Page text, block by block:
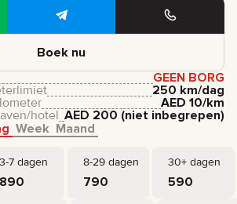
Boek nu
Week Maand
3-7 dagen 8-29 dagen 30+ dagen
890 790 590
GEEN BORG
250 km/dag
AED 10/km
hotel AED 200 (niet inbegrepen)